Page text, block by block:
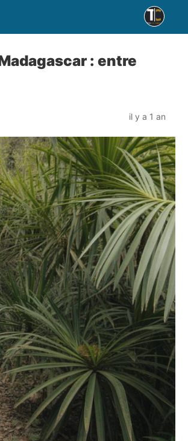
: entre
il y a 1 an